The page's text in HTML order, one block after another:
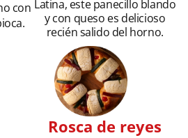
con Latina, este panecillo blando
y con queso es delicioso
recién salido del horno.
Rosca de reyes